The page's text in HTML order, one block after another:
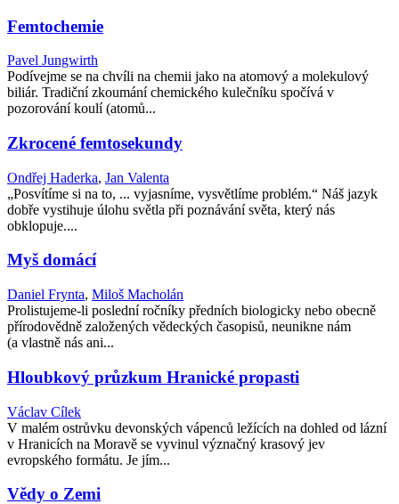
Femtochemie
Pavel Jungwirth
Podívejme se na chvíli na chemii jako na atomový a molekulový
biliár. Tradiční zkoumání chemického kulečníku spočívá v
pozorování koulí (atomů...
Zkrocené femtosekundy
Ondřej Haderka, Jan Valenta
„Posvítíme si na to, ... vyjasníme, vysvětlíme problém.“ Náš jazyk
dobře vystihuje úlohu světla při poznávání světa, který nás
obklopuje....
Myš domácí
Daniel Frynta, Miloš Macholán
Prolistujeme-li poslední ročníky předních biologicky nebo obecně
přírodovědně založených vědeckých časopisů, neunikne nám
(a vlastně nás ani...
Hloubkový průzkum Hranické propasti
Václav Cílek
V malém ostrůvku devonských vápenců ležících na dohled od lázní
v Hranicích na Moravě se vyvinul význačný krasový jev
evropského formátu. Je jím...
Vědy o Zemi